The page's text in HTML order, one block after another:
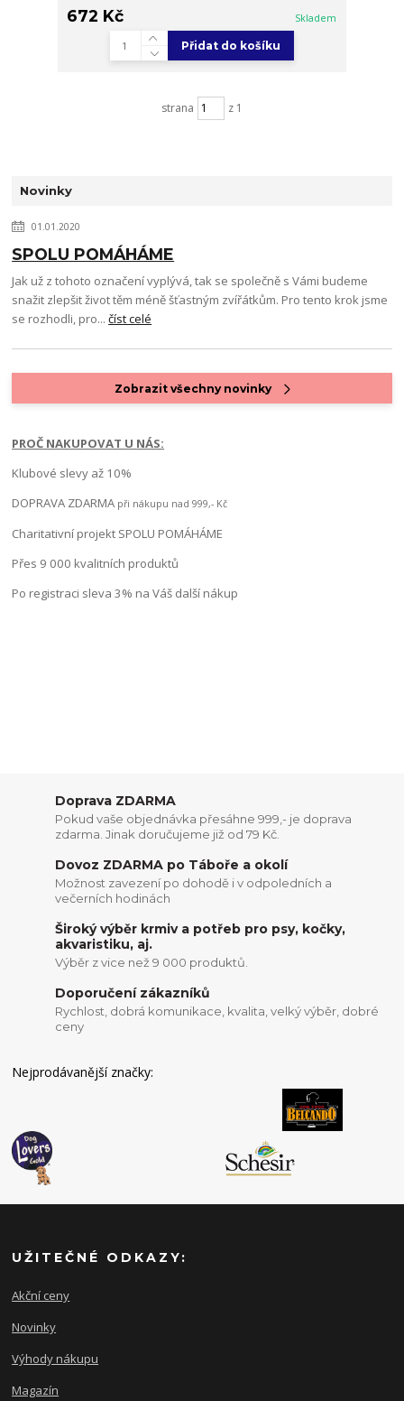
672 Kč Skladem
Přidat do košíku
strana z 1
Novinky
01.01.2020
SPOLU POMÁHÁME
Jak už z tohoto označení vyplývá, tak se společně s Vámi budeme
snažit zlepšit život těm méně šťastným zvířátkům. Pro tento krok jsme
se rozhodli, pro...číst celé
Zobrazit všechny novinky
PROČ NAKUPOVAT U NÁS:
Klubové slevy až 10%
DOPRAVA ZDARMA při nákupu nad 999,- Kč
Charitativní projekt SPOLU POMÁHÁME
Přes 9 000 kvalitních produktů
Po registraci sleva 3% na Váš další nákup
Doprava ZDARMA
Pokud vaše objednávka přesáhne 999,- je doprava
zdarma. Jinak doručujeme již od 79 Kč.
Dovoz ZDARMA po Táboře a okolí
Možnost zavezení po dohodě i v odpoledních a
večerních hodinách
Široký výběr krmiv a potřeb pro psy, kočky,
akvaristiku, aj.
Výběr z vice než 9 000 produktů.
Doporučení zákazníků
Rychlost, dobrá komunikace, kvalita, velký výběr, dobré
ceny
Nejprodávanější značky:
UŽITEČNÉ ODKAZY:
Akční ceny
Novinky
Výhody nákupu
Magazín